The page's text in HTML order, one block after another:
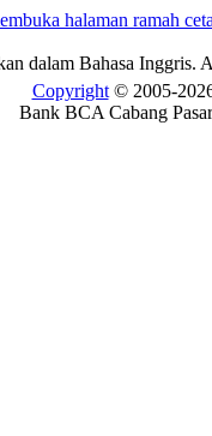
dalam Bahasa Inggris.
Copyright© 2005-
Bank BCA Cabang